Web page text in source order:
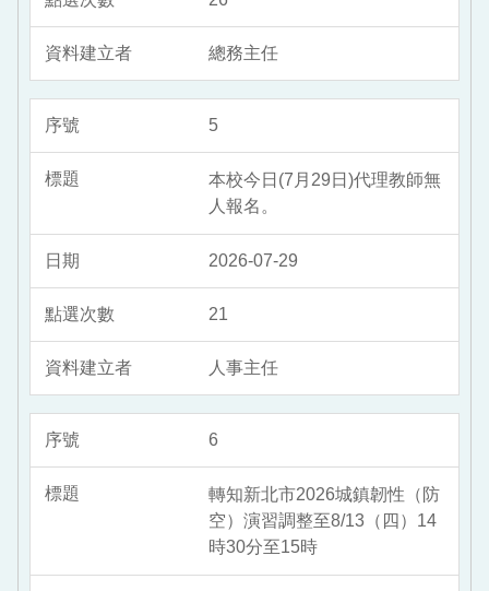
總務主任
5
本校今日(7月29日)代理教師無
人報名。
2026-07-29
21
人事主任
6
轉知新北市2026城鎮韌性（防
空）演習調整至8/13（四）14
時30分至15時